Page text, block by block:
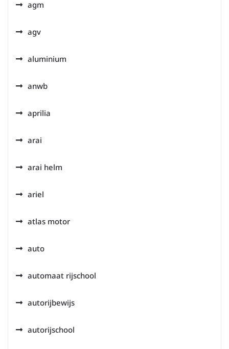
agm
agv
aluminium
anwb
aprilia
arai
arai helm
ariel
atlas motor
auto
automaat rijschool
autorijbewijs
autorijschool